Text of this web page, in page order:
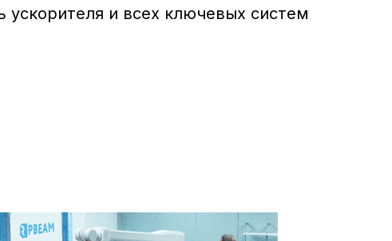
ускорителя и всех ключевых систем